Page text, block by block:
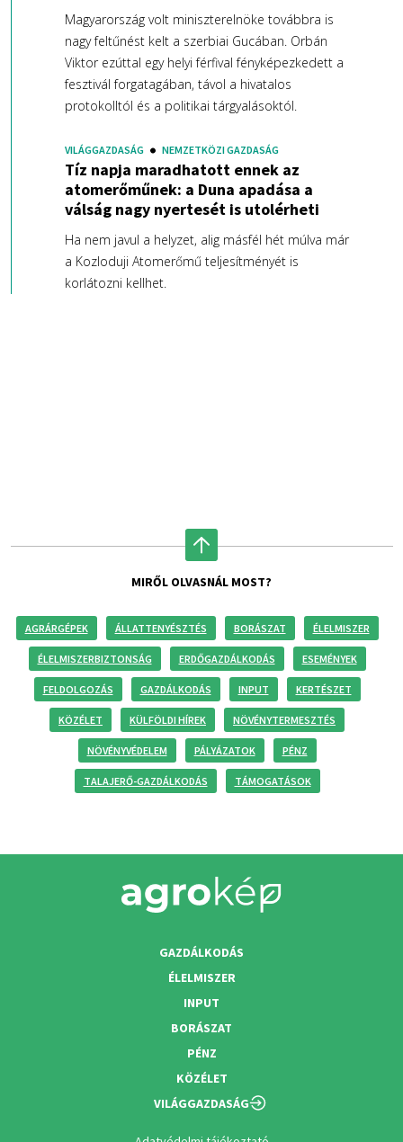
Magyarország volt miniszterelnöke továbbra is
nagy feltűnést kelt a szerbiai Gucában. Orbán
Viktor ezúttal egy helyi férfival fényképezkedett a
fesztivál forgatagában, távol a hivatalos
protokolltól és a politikai tárgyalásoktól.
VILÁGGAZDASÁG NEMZETKÖZI GAZDASÁG
Tíz napja maradhatott ennek az
atomerőműnek: a Duna apadása a
válság nagy nyertesét is utolérheti
Ha nem javul a helyzet, alig másfél hét múlva már
a Kozloduji Atomerőmű teljesítményét is
korlátozni kellhet.
MIRŐL OLVASNÁL MOST?
AGRÁRGÉPEK ÁLLATTENYÉSZTÉS BORÁSZAT ÉLELMISZER
ÉLELMISZERBIZTONSÁG ERDŐGAZDÁLKODÁS ESEMÉNYEK
FELDOLGOZÁS GAZDÁLKODÁS INPUT KERTÉSZET
KÖZÉLET KÜLFÖLDI HÍREK NÖVÉNYTERMESZTÉS
NÖVÉNYVÉDELEM PÁLYÁZATOK PÉNZ
TALAJERŐ-GAZDÁLKODÁS TÁMOGATÁSOK
GAZDÁLKODÁS
ÉLELMISZER
INPUT
BORÁSZAT
PÉNZ
KÖZÉLET
VILÁGGAZDASÁG